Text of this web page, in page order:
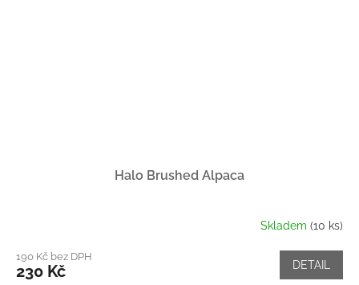
Halo Brushed Alpaca
Skladem (10 ks)
190 Kč bez DPH
230 Kč DETAIL